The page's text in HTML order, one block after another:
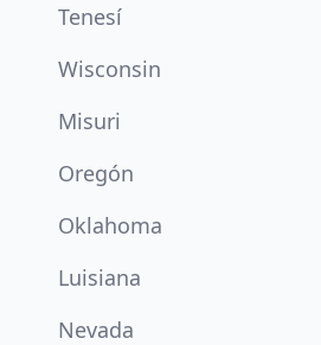
Tenesí
Wisconsin
Misuri
Oregón
Oklahoma
Luisiana
Nevada